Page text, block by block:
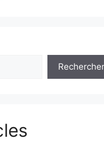
Rechercher